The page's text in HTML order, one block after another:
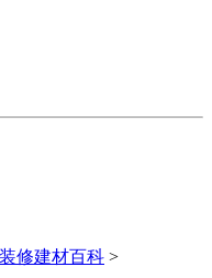
装修建材百科 >